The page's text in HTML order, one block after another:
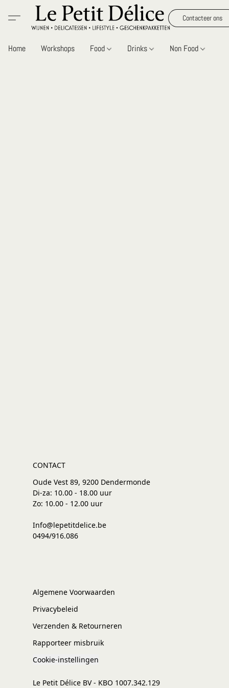
Contacteer ons
Home Workshops Food Drinks Non Food
CONTACT
Oude Vest 89, 9200 Dendermonde
Di-za: 10.00 - 18.00 uur
Zo: 10.00 - 12.00 uur
Info@lepetitdelice.be
0494/916.086
Algemene Voorwaarden
Privacybeleid
Verzenden & Retourneren
Rapporteer misbruik
Cookie-instellingen
Le Petit Délice BV - KBO 1007.342.129